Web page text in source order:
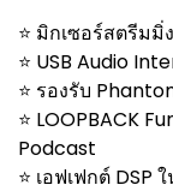
⭐ มิกเซอร์สตรีม
⭐ USB Audio
⭐ รองรับ
⭐ LOOPBACK
Podcast
⭐ เอฟเฟกต์